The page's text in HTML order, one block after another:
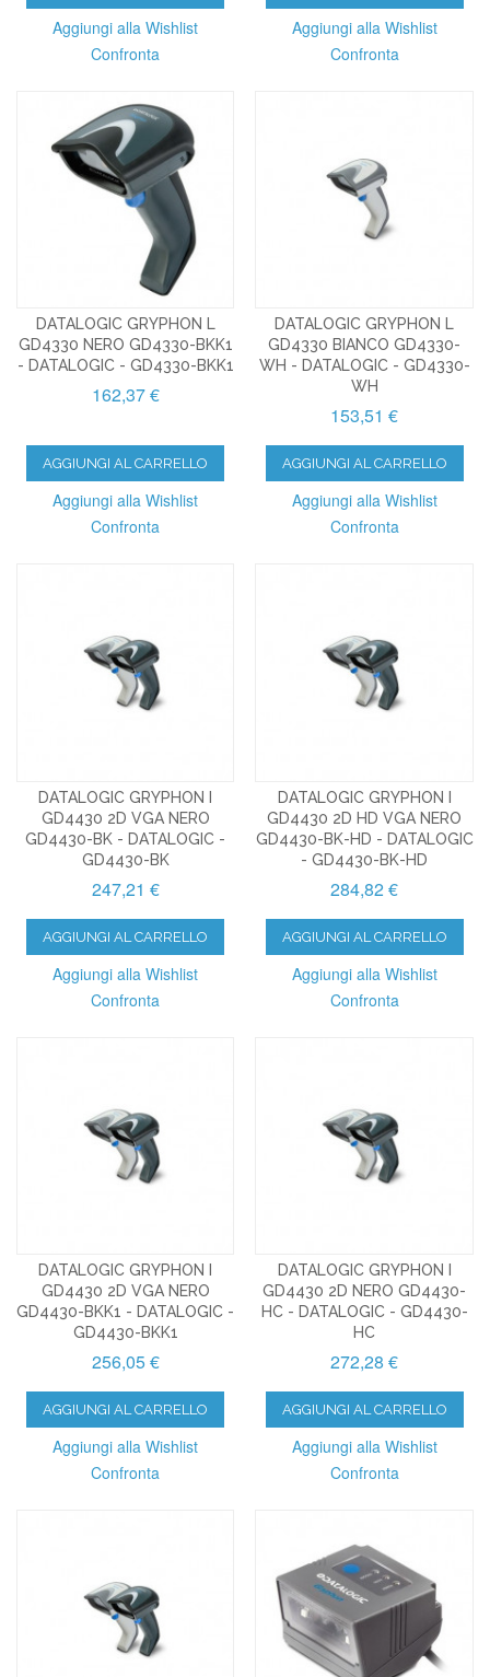
Aggiungi alla Wishlist
Confronta
Aggiungi alla Wishlist
Confronta
DATALOGIC GRYPHON L
GD4330 NERO GD4330-BKK1
- DATALOGIC - GD4330-BKK1
162,37 €
AGGIUNGI AL CARRELLO
Aggiungi alla Wishlist
Confronta
DATALOGIC GRYPHON L
GD4330 BIANCO GD4330-
WH - DATALOGIC - GD4330-
WH
153,51 €
AGGIUNGI AL CARRELLO
Aggiungi alla Wishlist
Confronta
DATALOGIC GRYPHON I
GD4430 2D VGA NERO
GD4430-BK - DATALOGIC -
GD4430-BK
247,21 €
AGGIUNGI AL CARRELLO
Aggiungi alla Wishlist
Confronta
DATALOGIC GRYPHON I
GD4430 2D HD VGA NERO
GD4430-BK-HD - DATALOGIC
- GD4430-BK-HD
284,82 €
AGGIUNGI AL CARRELLO
Aggiungi alla Wishlist
Confronta
DATALOGIC GRYPHON I
GD4430 2D VGA NERO
GD4430-BKK1 - DATALOGIC -
GD4430-BKK1
256,05 €
AGGIUNGI AL CARRELLO
Aggiungi alla Wishlist
Confronta
DATALOGIC GRYPHON I
GD4430 2D NERO GD4430-
HC - DATALOGIC - GD4430-
HC
272,28 €
AGGIUNGI AL CARRELLO
Aggiungi alla Wishlist
Confronta